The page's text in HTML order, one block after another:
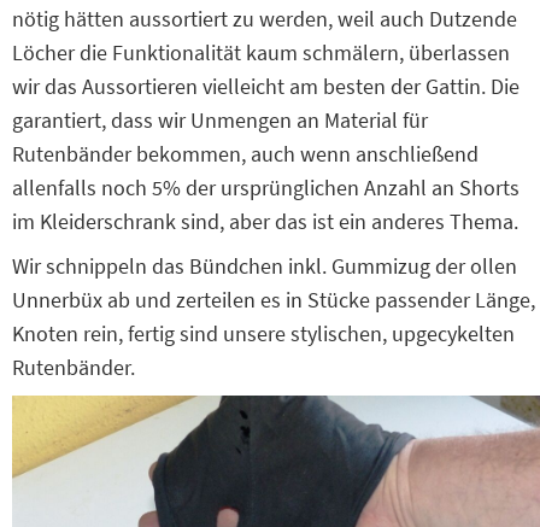
nötig hätten aussortiert zu werden, weil auch Dutzende
Löcher die Funktionalität kaum schmälern, überlassen
wir das Aussortieren vielleicht am besten der Gattin. Die
garantiert, dass wir Unmengen an Material für
Rutenbänder bekommen, auch wenn anschließend
allenfalls noch 5% der ursprünglichen Anzahl an Shorts
im Kleiderschrank sind, aber das ist ein anderes Thema.
Wir schnippeln das Bündchen inkl. Gummizug der ollen
Unnerbüx ab und zerteilen es in Stücke passender Länge,
Knoten rein, fertig sind unsere stylischen, upgecykelten
Rutenbänder.